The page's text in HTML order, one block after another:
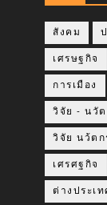
สังคม
เศรษฐกิจ
การเมือง
วิจัย - นวัต
วิจัย นว้ตก
เศรศฐกิจ
ต่างประเท